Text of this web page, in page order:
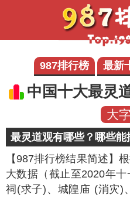
987排行榜 最新
中国十大最灵
大
最灵道观有哪些？哪些能
【987排行榜结果简述】
大数据（截止至2020年
祠(求子)、城隍庙 (消灾)